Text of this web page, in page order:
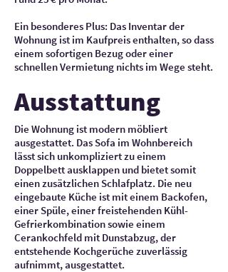
Ein besonderes Plus: Das Inventar der
Wohnung ist im Kaufpreis enthalten, so dass
einem sofortigen Bezug oder einer
schnellen Vermietung nichts im Wege steht.
Ausstattung
Die Wohnung ist modern möbliert
ausgestattet. Das Sofa im Wohnbereich
lässt sich unkompliziert zu einem
Doppelbett ausklappen und bietet somit
einen zusätzlichen Schlafplatz. Die neu
eingebaute Küche ist mit einem Backofen,
einer Spüle, einer freistehenden Kühl-
Gefrierkombination sowie einem
Cerankochfeld mit Dunstabzug, der
entstehende Kochgerüche zuverlässig
aufnimmt, ausgestattet.